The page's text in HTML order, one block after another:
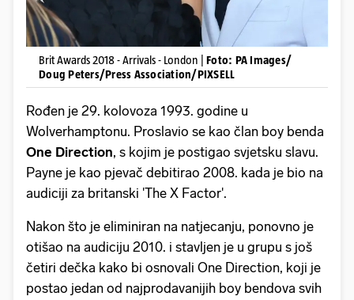
Brit Awards 2018 - Arrivals - London | Foto: PA Images/
Doug Peters/Press Association/PIXSELL
Rođen je 29. kolovoza 1993. godine u
Wolverhamptonu. Proslavio se kao član boy benda
One Direction, s kojim je postigao svjetsku slavu.
Payne je kao pjevač debitirao 2008. kada je bio na
audiciji za britanski 'The X Factor'.
Nakon što je eliminiran na natjecanju, ponovno je
otišao na audiciju 2010. i stavljen je u grupu s još
četiri dečka kako bi osnovali One Direction, koji je
postao jedan od najprodavanijih boy bendova svih